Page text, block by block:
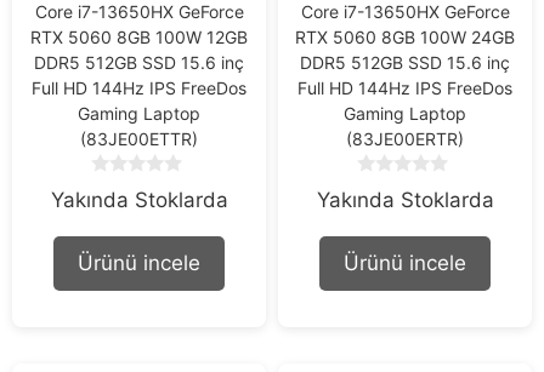
Core i7-13650HX GeForce
RTX 5060 8GB 100W 12GB
DDR5 512GB SSD 15.6 inç
Full HD 144Hz IPS FreeDos
Gaming Laptop
(83JE00ETTR)
o
o
f
Yakında Stoklarda
Ürünü incele
Core i7-13650HX GeForce
RTX 5060 8GB 100W 24GB
DDR5 512GB SSD 15.6 inç
Full HD 144Hz IPS FreeDos
Gaming Laptop
(83JE00ERTR)
o
o
f
Yakında Stoklarda
Ürünü incele